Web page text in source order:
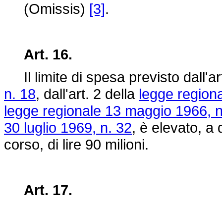
(Omissis) [3].
Art. 16.
Il limite di spesa previsto
n. 18, dall'art. 2 della legge
legge regionale 13 maggio 1966,
30 luglio 1969, n. 32, è elevato, a
corso, di lire 90 milioni.
Art. 17.